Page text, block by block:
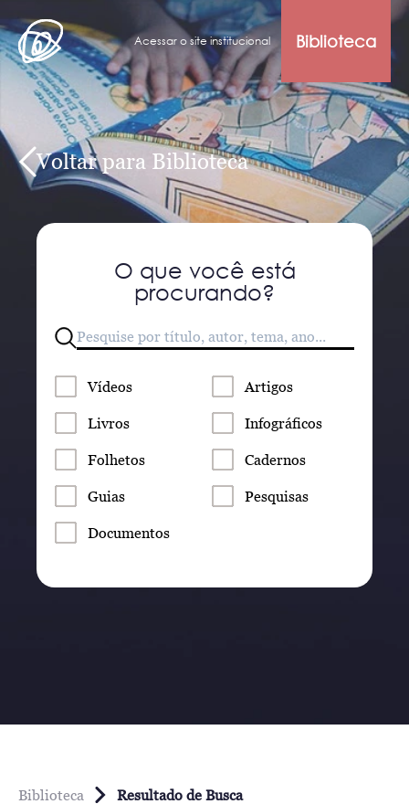
Acessar o site institucional Biblioteca
Voltar para Biblioteca
O que você está
procurando?
Vídeos Artigos
Livros Infográficos
Folhetos Cadernos
Guias Pesquisas
Documentos
Biblioteca Resultado de Busca